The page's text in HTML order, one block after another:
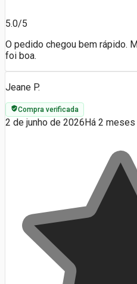
5.0/5
O pedido chegou bem rápido.
foi boa.
Jeane P.
Compra verificada
2 de junho de 2026 Há 2 meses